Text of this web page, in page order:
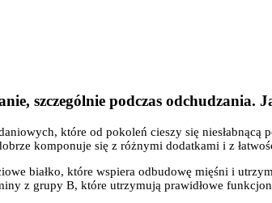
szczególnie podczas
które od pokoleń cieszy się
komponuje się z różnymi dodatkami i z
białko, które wspiera odbudowę mięśni i
z grupy B, które utrzymują prawidłowe